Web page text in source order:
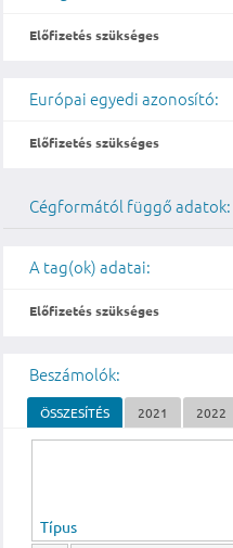
Előfizetés szükséges
Európai egyedi azonosító:
Előfizetés szükséges
Cégformától függő adatok:
A tag(ok) adatai:
Előfizetés szükséges
Beszámolók:
ÖSSZESÍTÉS 2021 2022
Típus